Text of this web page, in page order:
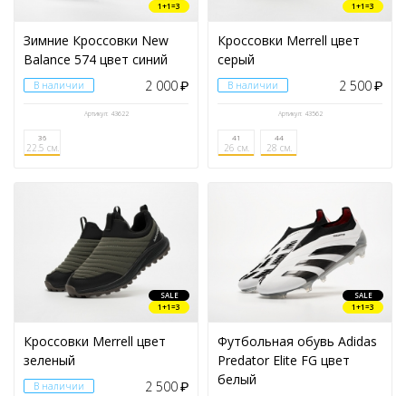
1+1=3
Зимние Кроссовки New
Balance 574 цвет синий
В наличии 2 000₽
Артикул: 43622
36
22.5 см.
1+1=3
Кроссовки Merrell цвет
серый
В наличии 2 500₽
Артикул: 43562
41
26 см.
44
28 см.
SALE
1+1=3
Кроссовки Merrell цвет
зеленый
В наличии 2 500₽
SALE
1+1=3
Футбольная обувь Adidas
Predator Elite FG цвет
белый